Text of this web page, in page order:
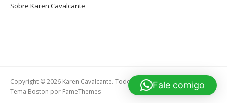
Sobre Karen Cavalcante
Copyright © 2026 Karen Cavalcante. Todos os direitos reservados.
Tema Boston por FameThemes
Fale comigo